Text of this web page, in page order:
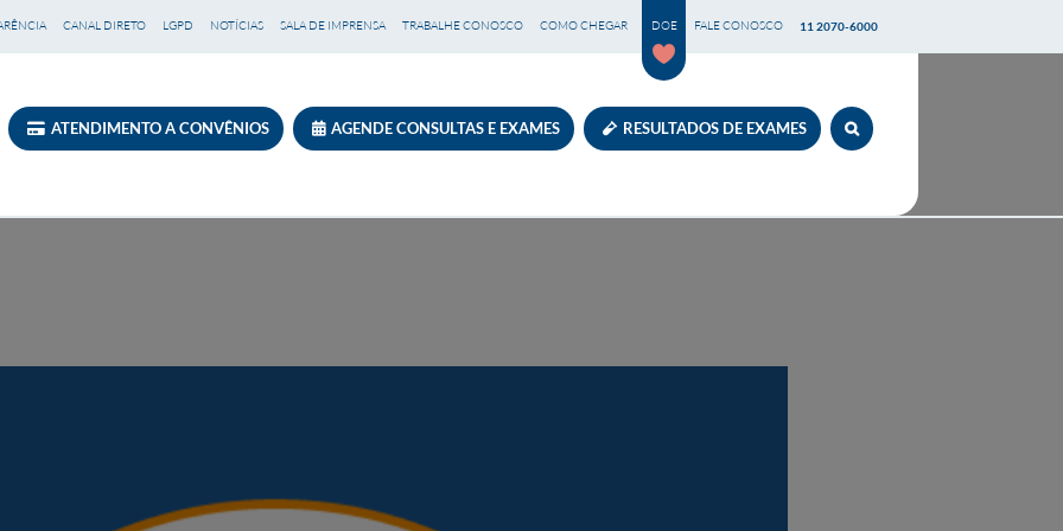
CANAL DIRETO LGPD NOTÍCIAS SALA DE IMPRENSA TRABALHE CONOSCO COMO CHEGAR DOE FALE CONOSCO 11 2070-6000
ATENDIMENTO A CONVÊNIOS AGENDE CONSULTAS E EXAMES RESULTADOS DE EXAMES